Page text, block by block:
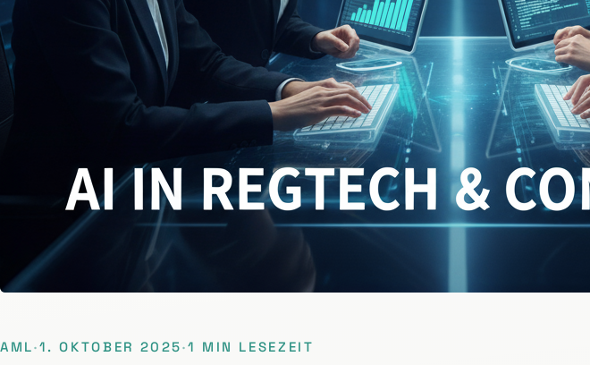
AML·1. OKTOBER 2025·1 MIN LESEZEIT